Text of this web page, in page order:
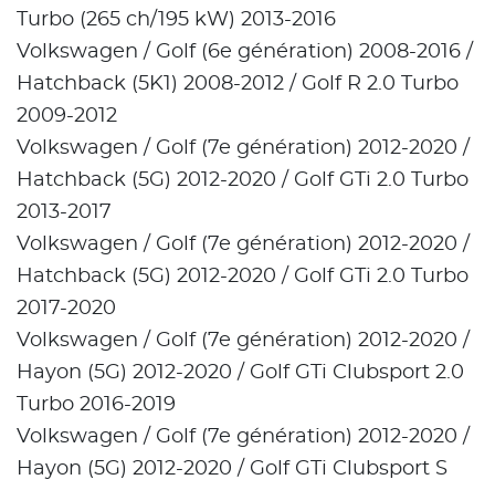
Turbo (265 ch/195 kW) 2013-2016
Volkswagen / Golf (6e génération) 2008-2016 /
Hatchback (5K1) 2008-2012 / Golf R 2.0 Turbo
2009-2012
Volkswagen / Golf (7e génération) 2012-2020 /
Hatchback (5G) 2012-2020 / Golf GTi 2.0 Turbo
2013-2017
Volkswagen / Golf (7e génération) 2012-2020 /
Hatchback (5G) 2012-2020 / Golf GTi 2.0 Turbo
2017-2020
Volkswagen / Golf (7e génération) 2012-2020 /
Hayon (5G) 2012-2020 / Golf GTi Clubsport 2.0
Turbo 2016-2019
Volkswagen / Golf (7e génération) 2012-2020 /
Hayon (5G) 2012-2020 / Golf GTi Clubsport S